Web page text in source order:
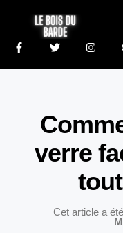
verre
Cet article a